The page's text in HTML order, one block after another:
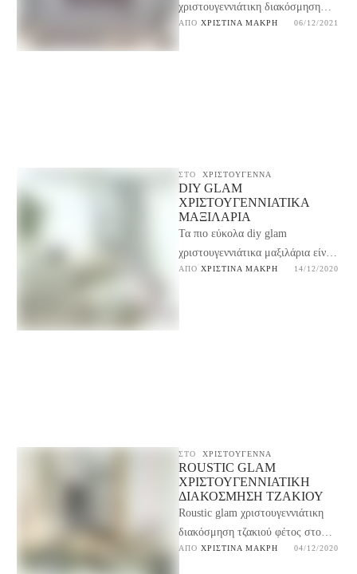
χριστουγεννιάτικη διακόσμηση
τζακιού με απλά υλικά. Εδώ θα
ΑΠΌ ΧΡΙΣΤΊΝΑ ΜΑΚΡΉ 06/12/2021
ΣΤΟ ΧΡΙΣΤΟΥΓΕΝΝΑ
DIY GLAM
ΧΡΙΣΤΟΥΓΕΝΝΙΆΤΙΚΑ
ΜΑΞΙΛΆΡΙΑ
Τα πιο εύκολα diy glam
χριστουγεννιάτικα μαξιλάρια είναι
εδώ. Βήμα-βήμα οδηγίες για να τα
ΑΠΌ ΧΡΙΣΤΊΝΑ ΜΑΚΡΉ 14/12/2020
ΣΤΟ ΧΡΙΣΤΟΥΓΕΝΝΑ
ROUSTIC GLAM
ΧΡΙΣΤΟΥΓΕΝΝΙΆΤΙΚΗ
ΔΙΑΚΌΣΜΗΣΗ ΤΖΑΚΙΟΎ
Roustic glam χριστουγεννιάτικη
διακόσμηση τζακιού φέτος στο
σπίτι μας γιατί αυτό θα είναι το
ΑΠΌ ΧΡΙΣΤΊΝΑ ΜΑΚΡΉ 04/12/2020